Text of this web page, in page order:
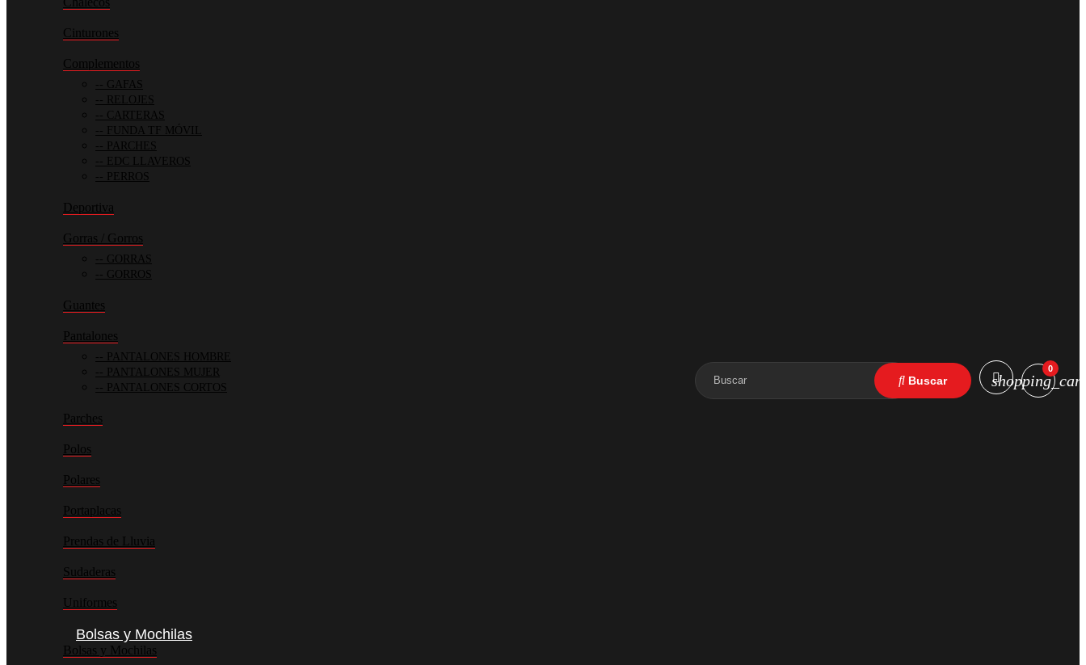
Cinturones
Complementos
GAFAS
RELOJES
CARTERAS
FUNDA TF MÓVIL
PARCHES
EDC LLAVEROS
PERROS
Deportiva
Gorras / Gorros
GORRAS
GORROS
Guantes
Pantalones
PANTALONES HOMBRE
PANTALONES MUJER
PANTALONES CORTOS
Parches
Polos
Polares
Portaplacas
Prendas de Lluvia
Sudaderas
Uniformes
Bolsas y Mochilas
Bolsas y Mochilas
shopping_cart
0